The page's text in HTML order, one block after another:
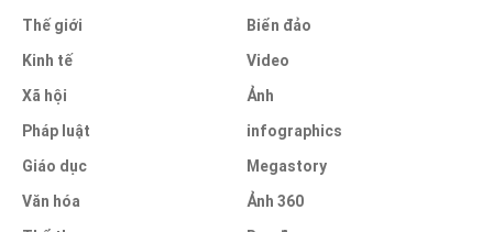
Thế giới
Kinh tế
Xã hội
Pháp luật
Giáo dục
Văn hóa
Biển đảo
Video
Ảnh
infographics
Megastory
Ảnh 360